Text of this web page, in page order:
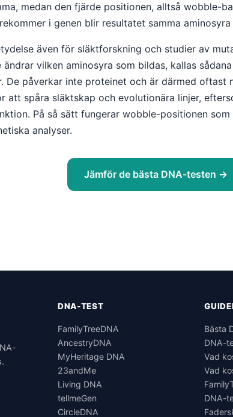
medan den fjärde positionen, alltså wobble-
i genen blir resultatet samma
även för släktforskning och studier av
vilken aminosyra som bildas, kallas
De påverkar inte proteinet och är därmed oftast
att spåra släktskap och evolutionära linjer,
På så sätt fungerar wobble-positionen
analyser.
Jämför de bästa DNA-testen →
DNA-TEST
FamilyTreeDNA
AncestryDNA
MyHeritage DNA
23andMe
Living DNA
tellmeGen
CircleDNA
Bästa
DNA-
Vad
Vad
DNA-